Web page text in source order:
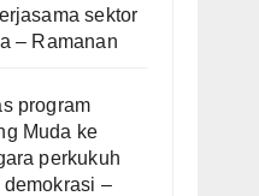
sektor
– Ramanan
program
Muda ke
perkukuh
–